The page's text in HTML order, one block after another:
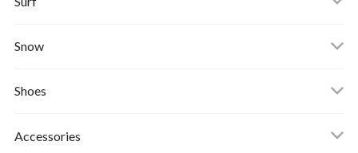
Critical Slide(TCSS)
Afends
Roial
Surfboards
Snow
Board
Binding
Shoes
Sandals
Accessories